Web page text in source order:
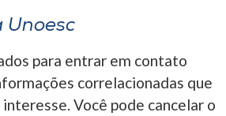
Unoesc
para entrar em contato
correlacionadas que
Você pode cancelar o